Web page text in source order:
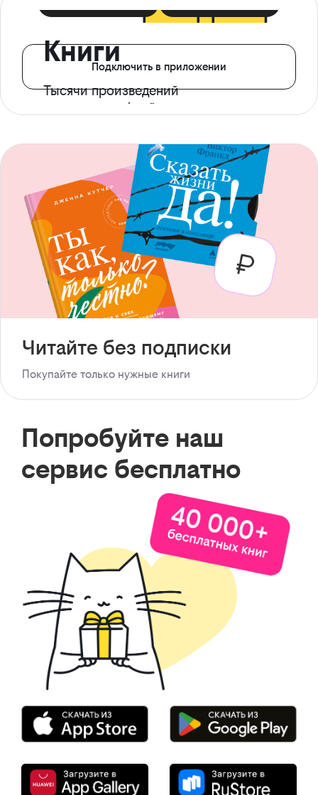
Книги
Тысячи произведений
с доступом офлайн
Подключить в приложении
Читайте без подписки
Покупайте только нужные книги
Попробуйте наш
сервис бесплатно